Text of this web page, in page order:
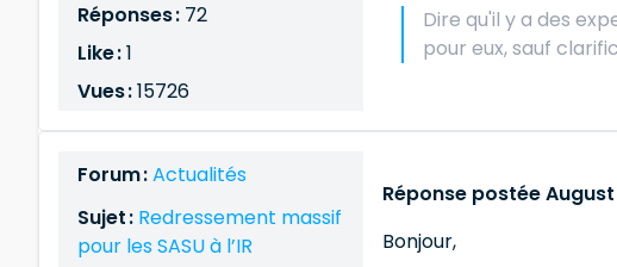
Réponses : 72
Like :1
Vues :15726
Dire qu'il y a des
pour eux, sauf
Forum :Actualités
Sujet : Redressement massif
pour les SASU à l’IR
Réponse postée August
Bonjour,